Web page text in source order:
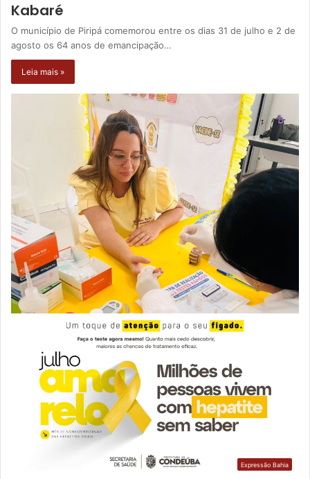
Kabaré
O município de Piripá comemorou entre os dias 31 de julho e 2 de
agosto os 64 anos de emancipação…
Leia mais »
Expressão Bahia